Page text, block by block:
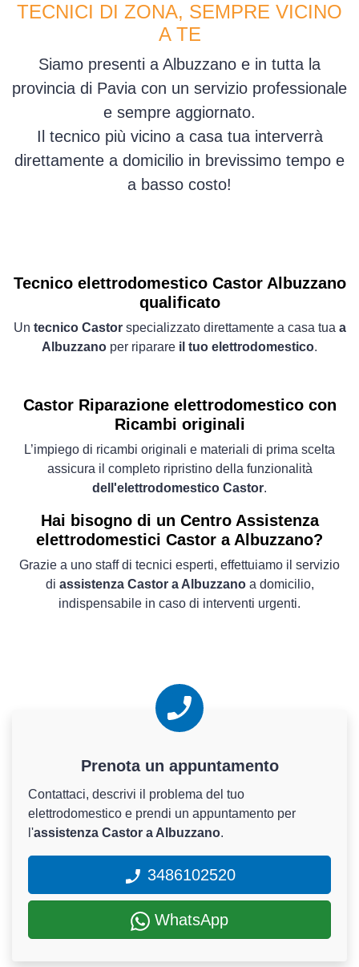
TECNICI DI ZONA, SEMPRE VICINO
A TE
Siamo presenti a Albuzzano e in tutta la
provincia di Pavia con un servizio professionale
e sempre aggiornato.
Il tecnico più vicino a casa tua interverrà
direttamente a domicilio in brevissimo tempo e
a basso costo!
Tecnico elettrodomestico Castor Albuzzano
qualificato
Un tecnico Castorspecializzato direttamente a casa tua a
Albuzzano per riparare il tuo elettrodomestico.
Castor Riparazione elettrodomestico con
Ricambi originali
L’impiego di ricambi originali e materiali di prima scelta
assicura il completo ripristino della funzionalità
dell'elettrodomestico Castor.
Hai bisogno di un Centro Assistenza
elettrodomestici Castor a Albuzzano?
Grazie a uno staff di tecnici esperti, effettuiamo il servizio
di assistenza Castor a Albuzzanoa domicilio,
indispensabile in caso di interventi urgenti.
Prenota un appuntamento
Contattaci, descrivi il problema del tuo
elettrodomestico e prendi un appuntamento per
l'assistenza Castor a Albuzzano.
3486102520
WhatsApp